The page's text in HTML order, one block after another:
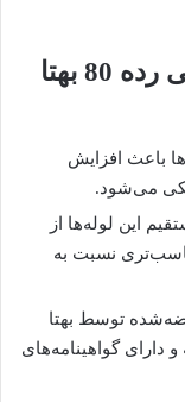
مزایای لوله‌های مانیسمان چینی رده 80 بهتا
باعث افزایش
می‌شود.
این لوله‌ها از
نسبت به
توسط بهتا
دارای گواهینامه‌های